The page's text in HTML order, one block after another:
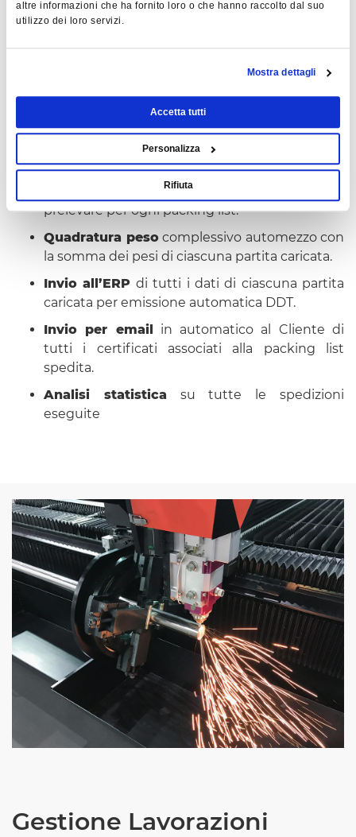
altre informazioni che ha fornito loro o che hanno raccolto dal suo
utilizzo dei loro servizi.
Mostra dettagli
Accetta tutti
Personalizza
Rifiuta
spedizioni
del materiale prelevato rispetto a quello da
spedire con prevenzione di errori di
caricamento e non conformità sullo stato del
materiale caricato
Visibilità ubicazione
prelevare per ogni packing list.
Quadratura pesocomplessivo automezzo con
la somma dei pesi di ciascuna partita caricata.
Invio all’ERP di tutti i dati di ciascuna partita
caricata per emissione automatica DDT.
Invio per email in automatico al Cliente di
tutti i certificati associati alla packing list
spedita.
Analisi statistica su tutte le spedizioni
eseguite
Gestione Lavorazioni